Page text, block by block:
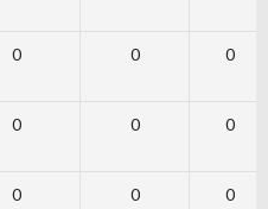
0 0 0
0 0 0
0 0 0